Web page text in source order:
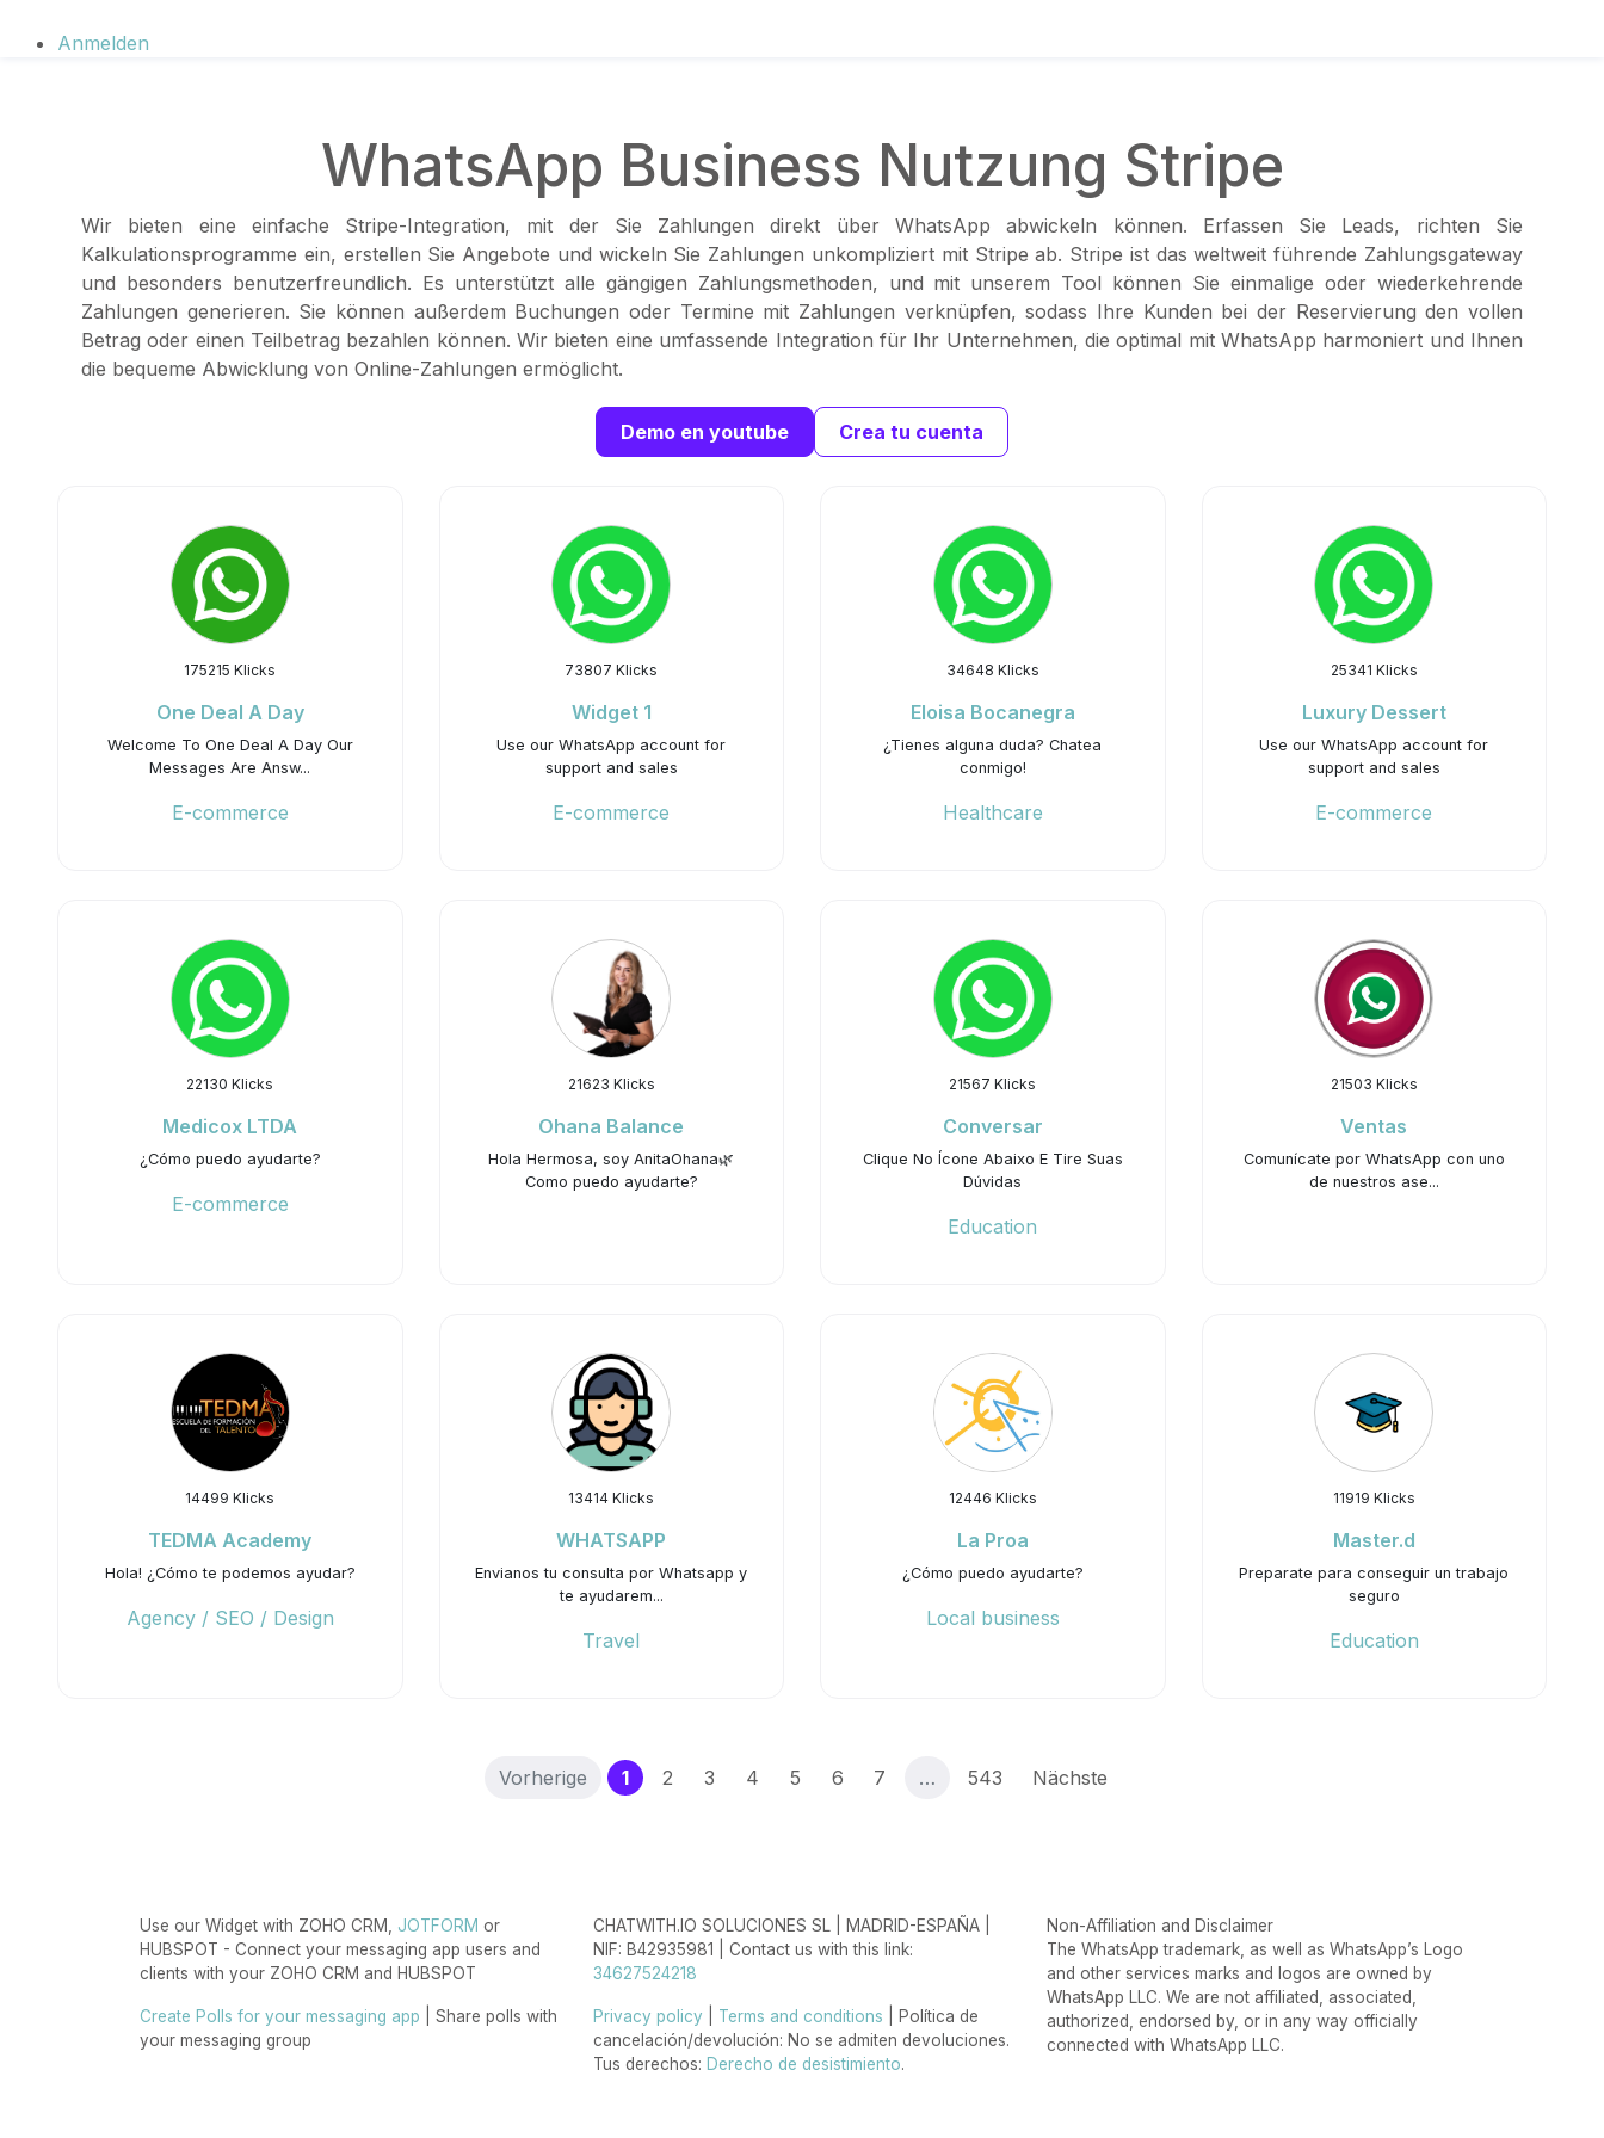
Anmelden
WhatsApp Business Nutzung Stripe
Wir bieten eine einfache Stripe-Integration, mit der Sie Zahlungen direkt über WhatsApp abwickeln können. Erfassen Sie Leads, richten Sie
Kalkulationsprogramme ein, erstellen Sie Angebote und wickeln Sie Zahlungen unkompliziert mit Stripe ab. Stripe ist das weltweit führende Zahlungsgateway
und besonders benutzerfreundlich. Es unterstützt alle gängigen Zahlungsmethoden, und mit unserem Tool können Sie einmalige oder wiederkehrende
Zahlungen generieren. Sie können außerdem Buchungen oder Termine mit Zahlungen verknüpfen, sodass Ihre Kunden bei der Reservierung den vollen
Betrag oder einen Teilbetrag bezahlen können. Wir bieten eine umfassende Integration für Ihr Unternehmen, die optimal mit WhatsApp harmoniert und Ihnen
die bequeme Abwicklung von Online-Zahlungen ermöglicht.
Demo en youtube Crea tu cuenta
175215 Klicks
One Deal A Day
Welcome To One Deal A Day Our
Messages Are Answ...
E-commerce
73807 Klicks
Widget 1
Use our WhatsApp account for
support and sales
E-commerce
34648 Klicks
Eloisa Bocanegra
¿Tienes alguna duda? Chatea
conmigo!
Healthcare
25341 Klicks
Luxury Dessert
Use our WhatsApp account for
support and sales
E-commerce
22130 Klicks
Medicox LTDA
¿Cómo puedo ayudarte?
E-commerce
21623 Klicks
Ohana Balance
Hola Hermosa, soy AnitaOhana🌿
Como puedo ayudarte?
21567 Klicks
Conversar
Clique No Ícone Abaixo E Tire Suas
Dúvidas
Education
21503 Klicks
Ventas
Comunícate por WhatsApp con uno
de nuestros ase...
14499 Klicks
TEDMA Academy
Hola! ¿Cómo te podemos ayudar?
Agency / SEO / Design
13414 Klicks
WHATSAPP
Envianos tu consulta por Whatsapp y
te ayudarem...
Travel
12446 Klicks
La Proa
¿Cómo puedo ayudarte?
Local business
11919 Klicks
Master.d
Preparate para conseguir un trabajo
seguro
Education
Vorherige 1(current)
2 3 4 5 6 7 … 543 Nächste
Use our Widget with ZOHO CRM, JOTFORM or
HUBSPOT - Connect your messaging app users and
clients with your ZOHO CRM and HUBSPOT
Create Polls for your messaging app | Share polls with
your messaging group
CHATWITH.IO SOLUCIONES SL | MADRID-ESPAÑA |
NIF: B42935981 | Contact us with this link:
34627524218
Privacy policy Terms and conditions | Política de
cancelación/devolución: No se admiten devoluciones.
Tus derechos: Derecho de desistimiento.
Non-Affiliation and Disclaimer
The WhatsApp trademark, as well as WhatsApp’s Logo
and other services marks and logos are owned by
WhatsApp LLC. We are not affiliated, associated,
authorized, endorsed by, or in any way officially
connected with WhatsApp LLC.